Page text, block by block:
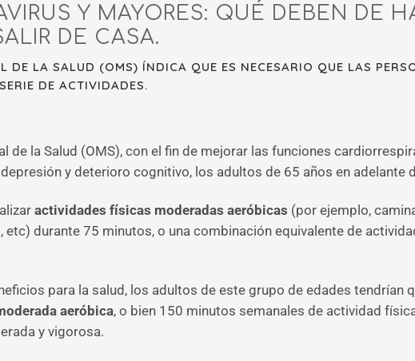
Y MAYORES: QUÉ DEBEN DE
DE CASA.
LA SALUD (OMS) ÍNDICA QUE ES NECESARIO QUE LAS
DE ACTIVIDADES.
de la Salud (OMS), con el fin de mejorar las funciones
y deterioro cognitivo, los adultos de 65 años en adelante
actividades físicas moderadas aeróbicas (por ejemplo,
etc) durante 75 minutos, o una combinación equivalente de
para la salud, los adultos de este grupo de edades tendrían
aeróbica, o bien 150 minutos semanales de actividad
y vigorosa.